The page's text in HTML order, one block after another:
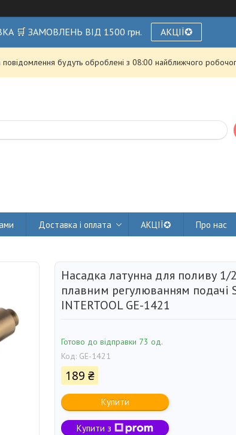
🛒 ЗАМОВЛЕНЬ ВІД 1500 грн. АКЦІЇ✪
будуть оброблені з 08:00 найближчого
Доставка і оплата АКЦІЇ✪ Про нас
Насадка латунна для поливу 1/
плавним регулюванням подачі
INTERTOOL GE-1421
Готово до відправки 73 од.
Код: GE-1421
189 ₴
Купити
Купити з